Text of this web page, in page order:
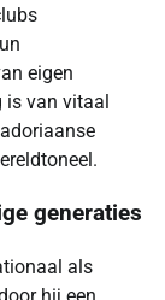
eigen
is van vitaal
generaties
als